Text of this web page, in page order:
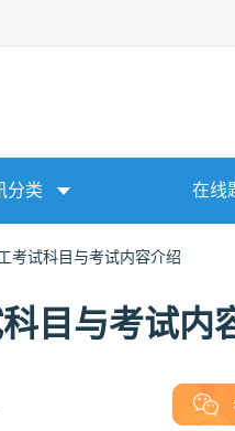
分类 在线
考试科目与考试内容介绍
目与考试内